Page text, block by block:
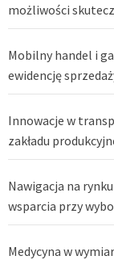
możliwości
Mobilny handel i
ewidencję
Innowacje w
zakładu
Nawigacja na
wsparcia przy
Medycyna w